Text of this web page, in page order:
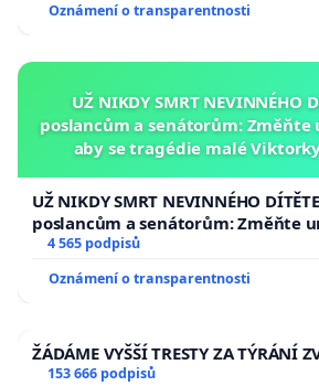
Oznámení o transparentnosti
UŽ NIKDY SMRT NEVINNÉHO
poslancům a senátorům: Změňte
aby se tragédie malé
UŽ NIKDY SMRT NEVINNÉHO
poslancům a senátorům: Změňte
aby se tragédie malé Viktorky už
4 565 podpisů
Oznámení o transparentnosti
ŽÁDÁME VYŠŠÍ TRESTY ZA TÝRÁNÍ
153 666 podpisů